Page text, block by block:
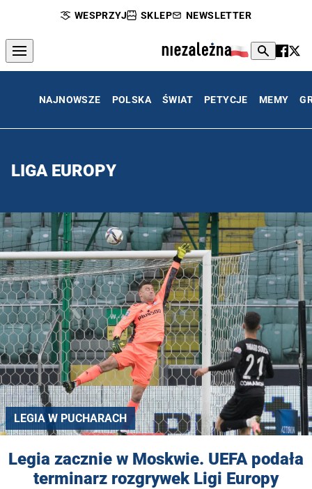
WESPRZYJ SKLEP NEWSLETTER
NAJNOWSZE POLSKA ŚWIAT PETYCJE MEMY
LIGA EUROPY
LEGIA W PUCHARACH
Legia zacznie w Moskwie. UEFA podała
terminarz rozgrywek Ligi Europy